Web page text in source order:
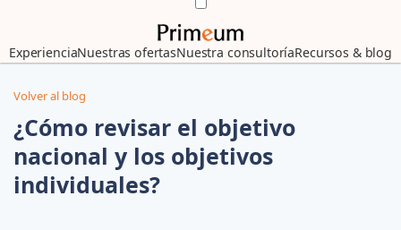
ExperienciaNuestras ofertasNuestra consultoríaRecursos & blog
Volver al blog
¿Cómo revisar el objetivo
nacional y los objetivos
individuales?